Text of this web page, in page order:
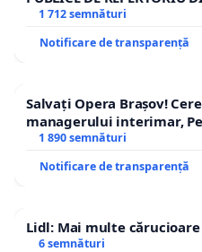
1 712 semnături
Notificare de transparență
Salvați Opera Brașov!
managerului interimar,
1 890 semnături
Notificare de transparență
Lidl: Mai multe
6 semnături